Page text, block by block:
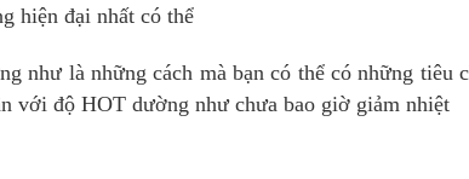
hiện đại nhất có thể
như là những cách mà bạn có thể có những
với độ HOT dường như chưa bao giờ giảm nhiệt